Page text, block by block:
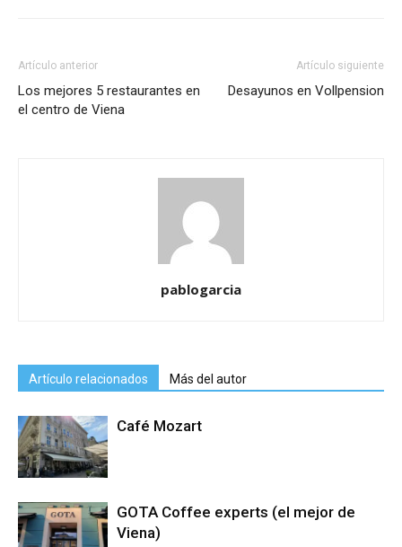
Artículo anterior
Los mejores 5 restaurantes en
el centro de Viena
Artículo siguiente
Desayunos en Vollpension
pablogarcia
Artículo relacionados Más del autor
Café Mozart
GOTA Coffee experts (el mejor de
Viena)